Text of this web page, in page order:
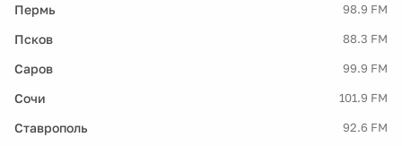
Пермь 98.9 FM
Псков 88.3 FM
Саров 99.9 FM
Сочи 101.9 FM
Ставрополь 92.6 FM